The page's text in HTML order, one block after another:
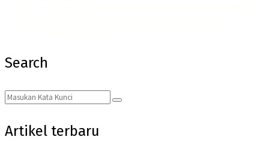
Search
Search
for:
Search
Artikel terbaru